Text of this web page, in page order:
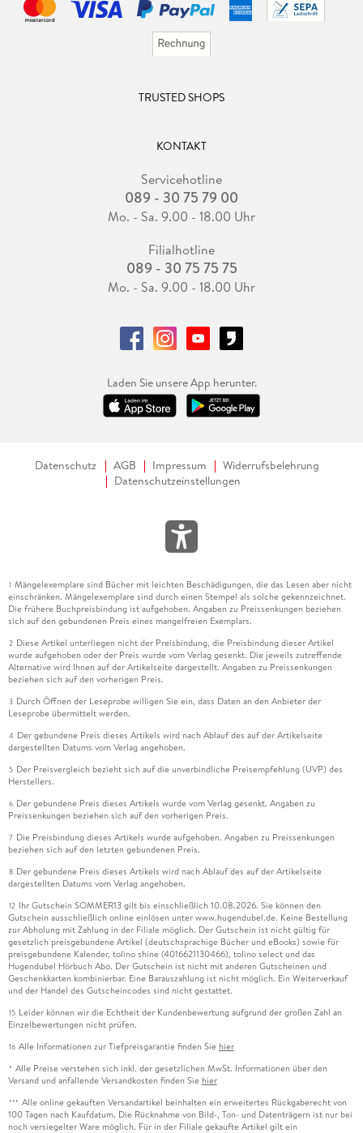
TRUSTED SHOPS
KONTAKT
Servicehotline
089 - 30 75 79 00
Mo. - Sa. 9.00 - 18.00 Uhr
Filialhotline
089 - 30 75 75 75
Mo. - Sa. 9.00 - 18.00 Uhr
Laden Sie unsere App herunter.
Datenschutz AGB Impressum
Widerrufsbelehrung
Datenschutzeinstellungen
1 Mängelexemplare sind Bücher mit leichten Beschädigungen, die das Lesen aber nicht
einschränken. Mängelexemplare sind durch einen Stempel als solche gekennzeichnet.
Die frühere Buchpreisbindung ist aufgehoben. Angaben zu Preissenkungen beziehen
sich auf den gebundenen Preis eines mangelfreien Exemplars.
2 Diese Artikel unterliegen nicht der Preisbindung, die Preisbindung dieser Artikel
wurde aufgehoben oder der Preis wurde vom Verlag gesenkt. Die jeweils zutreffende
Alternative wird Ihnen auf der Artikelseite dargestellt. Angaben zu Preissenkungen
beziehen sich auf den vorherigen Preis.
3 Durch Öffnen der Leseprobe willigen Sie ein, dass Daten an den Anbieter der
Leseprobe übermittelt werden.
4 Der gebundene Preis dieses Artikels wird nach Ablauf des auf der Artikelseite
dargestellten Datums vom Verlag angehoben.
5 Der Preisvergleich bezieht sich auf die unverbindliche Preisempfehlung (UVP) des
Herstellers.
6 Der gebundene Preis dieses Artikels wurde vom Verlag gesenkt. Angaben zu
Preissenkungen beziehen sich auf den vorherigen Preis.
7 Die Preisbindung dieses Artikels wurde aufgehoben. Angaben zu Preissenkungen
beziehen sich auf den letzten gebundenen Preis.
8 Der gebundene Preis dieses Artikels wird nach Ablauf des auf der Artikelseite
dargestellten Datums vom Verlag angehoben.
12 Ihr Gutschein SOMMER13 gilt bis einschließlich 10.08.2026. Sie können den
Gutschein ausschließlich online einlösen unter www.hugendubel.de. Keine Bestellung
zur Abholung mit Zahlung in der Filiale möglich. Der Gutschein ist nicht gültig für
gesetzlich preisgebundene Artikel (deutschsprachige Bücher und eBooks) sowie für
preisgebundene Kalender, tolino shine (4016621130466), tolino select und das
Hugendubel Hörbuch Abo. Der Gutschein ist nicht mit anderen Gutscheinen und
Geschenkkarten kombinierbar. Eine Barauszahlung ist nicht möglich. Ein Weiterverkauf
und der Handel des Gutscheincodes sind nicht gestattet.
15 Leider können wir die Echtheit der Kundenbewertung aufgrund der großen Zahl an
Einzelbewertungen nicht prüfen.
16 Alle Informationen zur Tiefpreisgarantie finden Sie hier
* Alle Preise verstehen sich inkl. der gesetzlichen MwSt. Informationen über den
Versand und anfallende Versandkosten finden Sie hier
*** Alle online gekauften Versandartikel beinhalten ein erweitertes Rückgaberecht von
100 Tagen nach Kaufdatum. Die Rücknahme von Bild-, Ton- und Datenträgern ist nur bei
noch versiegelter Ware möglich. Für in der Filiale gekaufte Artikel gilt ein